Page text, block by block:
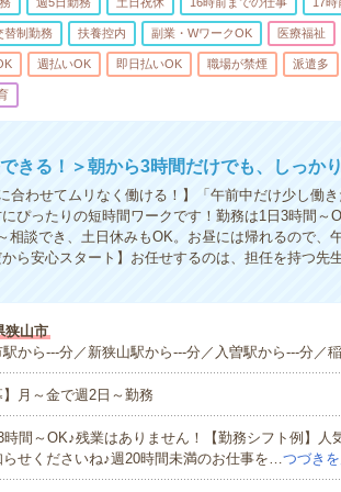
替制勤務 扶養控内 副業・WワークOK 医療福祉
週払いOK 即日払いOK 職場が禁煙 派遣多
きる！＞朝から3時間だけでも、しっか
合わせてムリなく働ける！】「午前中だけ少し働
ぴったりの短時間ワークです！勤務は1日3時間～
相談でき、土日休みもOK。お昼には帰れるので、
ら安心スタート】お任せするのは、担任を持つ先
狭山市
から---分／新狭山駅から---分／入曽駅から---分／
】月～金で週2日～勤務
間～OK♪残業はありません！【勤務シフト例】人
らせくださいね♪週20時間未満のお仕事を… つづき